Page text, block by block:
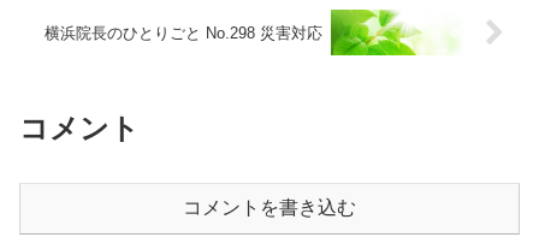
横浜院長のひとりごと No.298 災害対応
コメント
コメントを書き込む